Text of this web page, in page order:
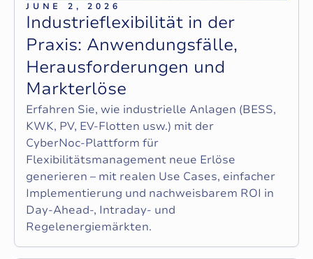
JUNE 2, 2026
Industrieflexibilität in der
Praxis: Anwendungsfälle,
Herausforderungen und
Markterlöse
Erfahren Sie, wie industrielle Anlagen (BESS,
KWK, PV, EV‑Flotten usw.) mit der
CyberNoc‑Plattform für
Flexibilitätsmanagement neue Erlöse
generieren – mit realen Use Cases, einfacher
Implementierung und nachweisbarem ROI in
Day‑Ahead‑, Intraday‑ und
Regelenergiemärkten.